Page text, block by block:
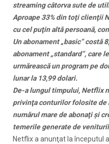
streaming câtorva sute de
Aproape 33% din toţi clienţii
cu cel puţin altă persoană,
Un abonament „basic” costă
abonament „standard”, care
urmărească un program pe
lunar la 13,99 dolari.
De-a lungul timpului, Netflix
privinţa conturilor folosite de
numărul mare de abonaţi şi
temerile generate de
Netflix a anunţat la începutul